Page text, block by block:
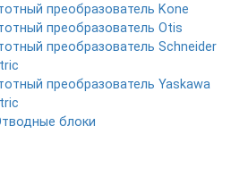
преобразователь Kone
преобразователь Otis
преобразователь Schneider
преобразователь Yaskawa
блоки